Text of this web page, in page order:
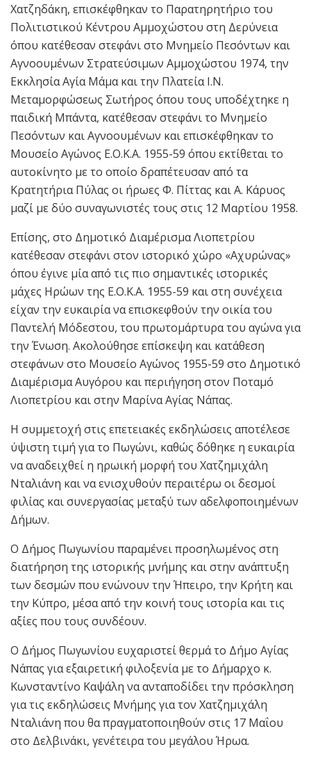
Χατζηδάκη, επισκέφθηκαν το Παρατηρητήριο του
Πολιτιστικού Κέντρου Αμμοχώστου στη Δερύνεια
όπου κατέθεσαν στεφάνι στο Μνημείο Πεσόντων και
Αγνοουμένων Στρατεύσιμων Αμμοχώστου 1974, την
Εκκλησία Αγία Μάμα και την Πλατεία Ι.Ν.
Μεταμορφώσεως Σωτήρος όπου τους υποδέχτηκε η
παιδική Μπάντα, κατέθεσαν στεφάνι το Μνημείο
Πεσόντων και Αγνοουμένων και επισκέφθηκαν το
Μουσείο Αγώνος Ε.Ο.Κ.Α. 1955-59 όπου εκτίθεται το
αυτοκίνητο με το οποίο δραπέτευσαν από τα
Κρατητήρια Πύλας οι ήρωες Φ. Πίττας και Α. Κάρυος
μαζί με δύο συναγωνιστές τους στις 12 Μαρτίου 1958.
Επίσης, στο Δημοτικό Διαμέρισμα Λιοπετρίου
κατέθεσαν στεφάνι στον ιστορικό χώρο «Αχυρώνας»
όπου έγινε μία από τις πιο σημαντικές ιστορικές
μάχες Ηρώων της Ε.Ο.Κ.Α. 1955-59 και στη συνέχεια
είχαν την ευκαιρία να επισκεφθούν την οικία του
Παντελή Μόδεστου, του πρωτομάρτυρα του αγώνα για
την Ένωση. Ακολούθησε επίσκεψη και κατάθεση
στεφάνων στο Μουσείο Αγώνος 1955-59 στο Δημοτικό
Διαμέρισμα Αυγόρου και περιήγηση στον Ποταμό
Λιοπετρίου και στην Μαρίνα Αγίας Νάπας.
Η συμμετοχή στις επετειακές εκδηλώσεις αποτέλεσε
ύψιστη τιμή για το Πωγώνι, καθώς δόθηκε η ευκαιρία
να αναδειχθεί η ηρωική μορφή του Χατζημιχάλη
Νταλιάνη και να ενισχυθούν περαιτέρω οι δεσμοί
φιλίας και συνεργασίας μεταξύ των αδελφοποιημένων
Δήμων.
Ο Δήμος Πωγωνίου παραμένει προσηλωμένος στη
διατήρηση της ιστορικής μνήμης και στην ανάπτυξη
των δεσμών που ενώνουν την Ήπειρο, την Κρήτη και
την Κύπρο, μέσα από την κοινή τους ιστορία και τις
αξίες που τους συνδέουν.
Ο Δήμος Πωγωνίου ευχαριστεί θερμά το Δήμο Αγίας
Νάπας για εξαιρετική φιλοξενία με το Δήμαρχο κ.
Κωνσταντίνο Καψάλη να ανταποδίδει την πρόσκληση
για τις εκδηλώσεις Μνήμης για τον Χατζημιχάλη
Νταλιάνη που θα πραγματοποιηθούν στις 17 Μαΐου
στο Δελβινάκι, γενέτειρα του μεγάλου Ήρωα.